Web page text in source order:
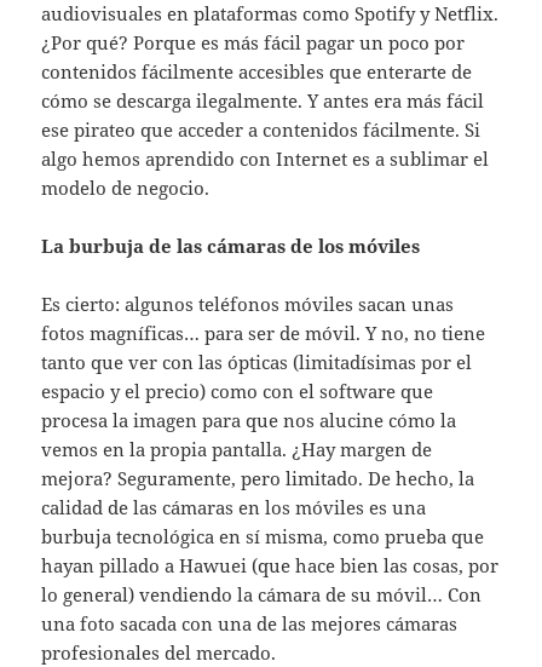
audiovisuales en plataformas como Spotify y Netflix.
¿Por qué? Porque es más fácil pagar un poco por
contenidos fácilmente accesibles que enterarte de
cómo se descarga ilegalmente. Y antes era más fácil
ese pirateo que acceder a contenidos fácilmente. Si
algo hemos aprendido con Internet es a sublimar el
modelo de negocio.
La burbuja de las cámaras de los móviles
Es cierto: algunos teléfonos móviles sacan unas
fotos magníficas… para ser de móvil. Y no, no tiene
tanto que ver con las ópticas (limitadísimas por el
espacio y el precio) como con el software que
procesa la imagen para que nos alucine cómo la
vemos en la propia pantalla. ¿Hay margen de
mejora? Seguramente, pero limitado. De hecho, la
calidad de las cámaras en los móviles es una
burbuja tecnológica en sí misma, como prueba que
hayan pillado a Hawuei (que hace bien las cosas, por
lo general) vendiendo la cámara de su móvil… Con
una foto sacada con una de las mejores cámaras
profesionales del mercado.